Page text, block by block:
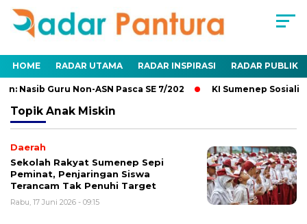
HOME RADAR UTAMA RADAR INSPIRASI RADAR PUBLIK
Nasib Guru Non-ASN Pasca SE 7/202 KI Sumenep
Topik Anak Miskin
Daerah
Sekolah Rakyat Sumenep Sepi
Peminat, Penjaringan Siswa
Terancam Tak Penuhi Target
Rabu, 17 Juni 2026 - 09:15